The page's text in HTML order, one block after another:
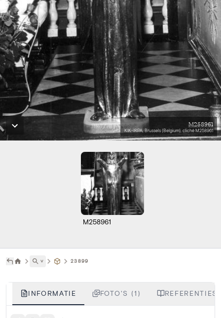
M258961
KIK-IRPA, Brussels (Belgium), cliché M258961
M258961
˅ 23899
INFORMATIE FOTO'S (1) REFERENTIES